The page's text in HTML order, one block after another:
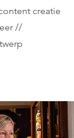
creatie
//